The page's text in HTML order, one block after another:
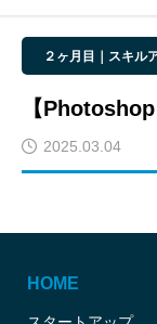
２ヶ月目｜スキル
【
2025.03.04
HOME